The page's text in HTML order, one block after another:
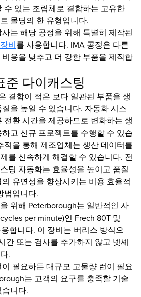
수 있는 조립체로 결합하는 고유한
몰딩의 한 유형입니다.
는 해당 공정을 위해 특별히 제작된
비를 사용합니다. IMA 공정은 다른
용을 낮추고 더 강한 부품을 제작합
준 다이캐스팅
결함이 적은 보다 일관된 부품을 생
을 높일 수 있습니다. 자동화 시스
전환 시간을 제공하므로 변화하는 생
고 신규 프로젝트를 수행할 수 있습
적을 통해 제조업체는 생산 데이터를
를 신속하게 해결할 수 있습니다. 전
팅 자동화는 효율성을 높이고 품질
유연성을 향상시키는 비용 효율적
법입니다.
위해 Peterborough는 일반적인 사
per minute)인 Frech 80T 및
합니다. 이 장비는 버리스 방식으
간 또는 검사를 추가하지 않고 넷셰
.
필요하든 대규모 고물량 런이 필요
는 고객의 요구를 충족할 기술
니다.